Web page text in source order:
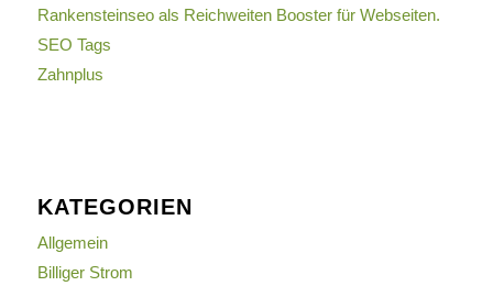
Rankensteinseo als Reichweiten Booster für Webseiten.
SEO Tags
Zahnplus
KATEGORIEN
Allgemein
Billiger Strom